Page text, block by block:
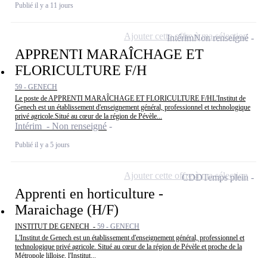
Publié il y a 11 jours
APPRENTI MARAÎCHAGE ET
FLORICULTURE F/H
59 - GENECH
Le poste de APPRENTI MARAÎCHAGE ET FLORICULTURE F/HL'Institut de
Genech est un établissement d'enseignement général, professionnel et technologique
privé agricole.Situé au cœur de la région de Pévèle...
Intérim - Non renseigné
Publié il y a 5 jours
IntérimNon renseigné
Ajouter cette offre à ma sélection
Apprenti en horticulture -
Maraichage (H/F)
INSTITUT DE GENECH - 59 - GENECH
L'Institut de Genech est un établissement d'enseignement général, professionnel et
technologique privé agricole. Situé au cœur de la région de Pévèle et proche de la
Métropole lilloise, l'Institut...
CDDTemps plein
Ajouter cette offre à ma sélection